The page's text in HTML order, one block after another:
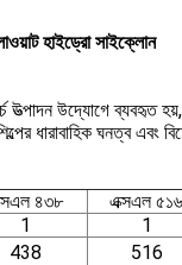
হাইড্রো সাইক্লোন
উদ্যোগে ব্যবহৃত হয়,
ধারাবাহিক ঘনত্ব এবং
৪৩৮ এক্সএল ৫১৬
1 1
438 516